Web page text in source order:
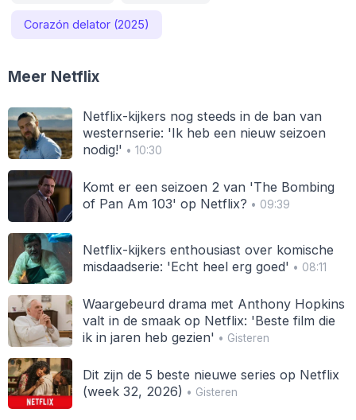
Corazón delator (2025)
Meer Netflix
Netflix-kijkers nog steeds in de ban van
westernserie: 'Ik heb een nieuw seizoen
nodig!' • 10:30
Komt er een seizoen 2 van 'The Bombing
of Pan Am 103' op Netflix? • 09:39
Netflix-kijkers enthousiast over komische
misdaadserie: 'Echt heel erg goed' • 08:11
Waargebeurd drama met Anthony Hopkins
valt in de smaak op Netflix: 'Beste film die
ik in jaren heb gezien' • Gisteren
Dit zijn de 5 beste nieuwe series op Netflix
(week 32, 2026) • Gisteren